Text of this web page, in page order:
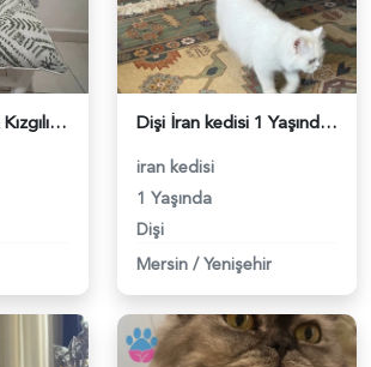
İran Kedisi Erkek Kızgılıkta - 118982892 Dişi İran kedisi 1 Yaşında Eş Arıyor - 118982850
iran kedisi
1 Yaşında
Dişi
Mersin / Yenişehir